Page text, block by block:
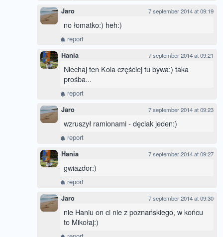
Jaro 7 september 2014 at 09:19
no łomatko:) heh:)
report
Hania 7 september 2014 at 09:21
Niechaj ten Kola częściej tu bywa:) taka
prośba...
report
Jaro 7 september 2014 at 09:23
wzruszył ramionami - dęciak jeden:)
report
Hania 7 september 2014 at 09:27
gwiazdor:)
report
Jaro 7 september 2014 at 09:30
nie Haniu on ci nie z poznańskiego, w końcu
to Mikołaj:)